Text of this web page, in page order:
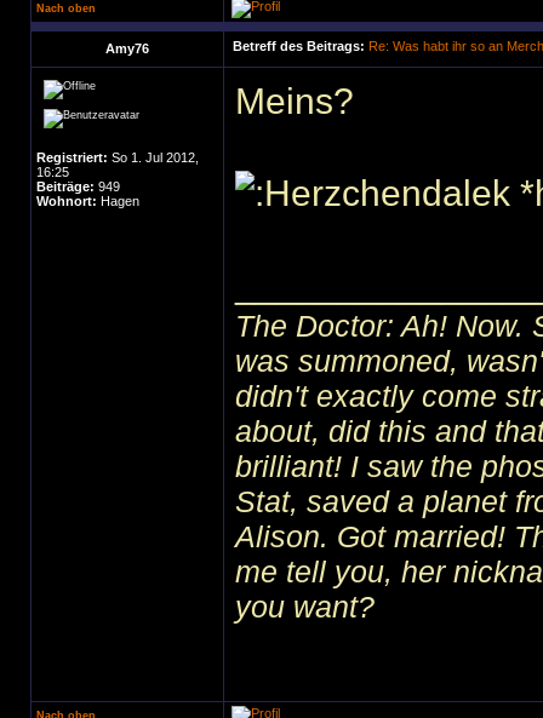
Nach oben
Amy76 Betreff des Beitrags: Re: Was habt ihr so an
Registriert: So 1. Jul 2012,
16:25
Beiträge: 949
Wohnort: Hagen
Meins?
The Doctor: Ah! Now.
was summoned,
didn't exactly come
about, did this and
brilliant! I saw the
Stat, saved a planet
Alison. Got married!
me tell you, her
you want?
Nach oben